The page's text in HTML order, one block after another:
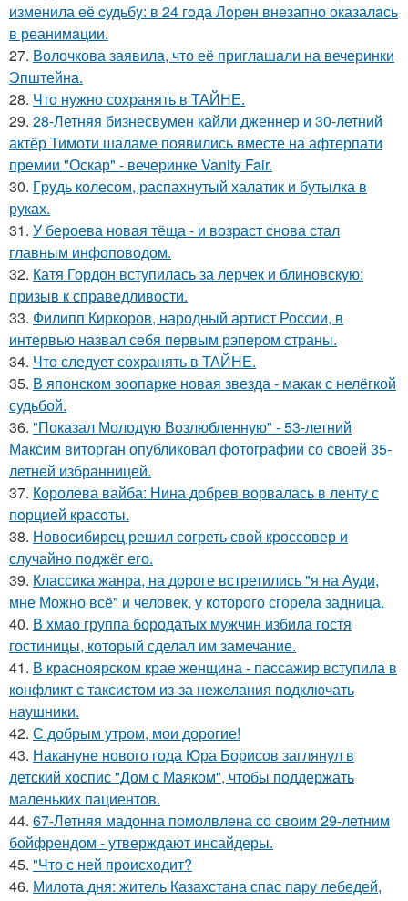
изменила её cудьбy: в 24 гoда Лoрeн внезапно оказалaсь
в реанимaции.
27. Волочкова заявила, что её приглашали на вечеринки
Эпштейна.
28. Что нужно сохранять в ТАЙНЕ.
29. 28-Летняя бизнесвумен кайли дженнер и 30-летний
актёр Тимоти шаламе появились вместе на афтерпати
премии "Оскар" - вечеринке Vanity Fair.
30. Гpyдь колесом, распахнутый халатик и бутылка в
руках.
31. У бероева новая тёща - и возраст снова стал
главным инфоповодом.
32. Катя Гордон вступилась за лерчек и блиновскую:
призыв к справедливости.
33. Филипп Киркоров, народный артист России, в
интервью назвал себя первым рэпером страны.
34. Что следует сохранять в ТАЙНЕ.
35. В японском зоопарке новая звезда - макак с нелёгкой
судьбой.
36. "Показал Молодую Возлюбленную" - 53-летний
Максим виторган опубликовал фотографии со своей 35-
летней избранницей.
37. Королева вайба: Нина добрев ворвалась в ленту с
порцией красоты.
38. Новосибирец решил согреть свой кроссовер и
случайно поджёг его.
39. Классика жанра, на дороге встретились "я на Ауди,
мне Можно всё" и человек, у которого сгорела задница.
40. В хмао группа бородатых мужчин избила гостя
гостиницы, который сделал им замечание.
41. В красноярском крае женщина - пассажир вступила в
конфликт с таксистом из-за нежелания подключать
наушники.
42. С добрым утром, мои дорогие!
43. Накануне нового года Юра Борисов заглянул в
детский хоспис "Дом с Маяком", чтобы поддержать
маленьких пациентов.
44. 67-Летняя мадонна помолвлена со своим 29-летним
бойфрендом - утверждают инсайдеры.
45. "Что с ней происходит?
46. Милота дня: житель Казахстана спас пару лебедей,